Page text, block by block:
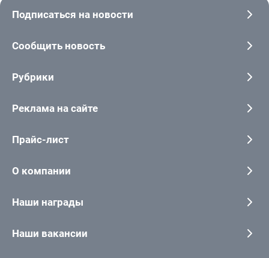
Подписаться на новости
Сообщить новость
Рубрики
Реклама на сайте
Прайс-лист
О компании
Наши награды
Наши вакансии